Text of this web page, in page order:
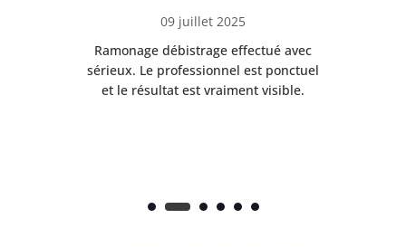
09 juillet 2025
Ramonage débistrage effectué avec
sérieux. Le professionnel est ponctuel
et le résultat est vraiment visible.